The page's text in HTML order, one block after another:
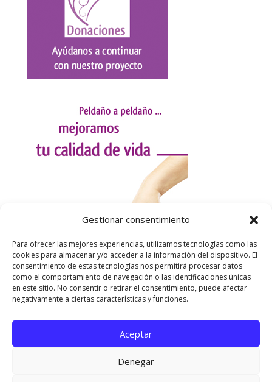
Gestionar consentimiento
Para ofrecer las mejores experiencias, utilizamos tecnologías como las
cookies para almacenar y/o acceder a la información del dispositivo. El
consentimiento de estas tecnologías nos permitirá procesar datos
como el comportamiento de navegación o las identificaciones únicas
en este sitio. No consentir o retirar el consentimiento, puede afectar
negativamente a ciertas características y funciones.
Aceptar
Denegar
Utilizamos cookies para ofrecerte la mejor experiencia en
Puedes aprender más sobre qué cookies utilizamos o